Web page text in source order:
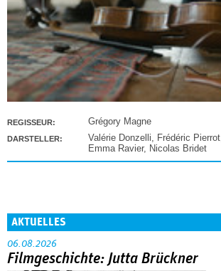
REGISSEUR: Grégory Magne
DARSTELLER: Valérie Donzelli Frédéric Pierrot
Emma Ravier, Nicolas Bridet
AKTUELLES
06.08.2026
Filmgeschichte: Jutta Brückner